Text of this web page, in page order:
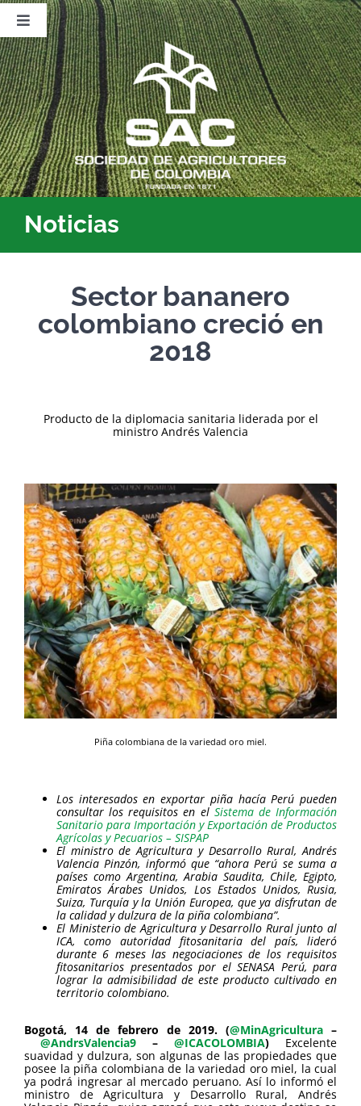
Saltar
contenido
Toggle
Navigation
Nosotros
Publicaciones
Sala de Prensa
Eventos
Noticias
Sector bananero
colombiano creció en
2018
Producto de la diplomacia sanitaria liderada por el
ministro Andrés Valencia
Piña colombiana de la variedad oro miel.
Los interesados en exportar piña hacía Perú pueden
consultar los requisitos en el Sistema de Información
Sanitario para Importación y Exportación de Productos
Agrícolas y Pecuarios – SISPAP
El ministro de Agricultura y Desarrollo Rural, Andrés
Valencia Pinzón, informó que “ahora Perú se suma a
países como Argentina, Arabia Saudita, Chile, Egipto,
Emiratos Árabes Unidos, Los Estados Unidos, Rusia,
Suiza, Turquía y la Unión Europea, que ya disfrutan de
la calidad y dulzura de la piña colombiana”.
El Ministerio de Agricultura y Desarrollo Rural junto al
ICA, como autoridad fitosanitaria del país, lideró
durante 6 meses las negociaciones de los requisitos
fitosanitarios presentados por el SENASA Perú, para
lograr la admisibilidad de este producto cultivado en
territorio colombiano.
Bogotá, 14 de febrero de 2019. (@MinAgricultura –
@AndrsValencia9 – @ICACOLOMBIA) Excelente
suavidad y dulzura, son algunas de las propiedades que
posee la piña colombiana de la variedad oro miel, la cual
ya podrá ingresar al mercado peruano. Así lo informó el
ministro de Agricultura y Desarrollo Rural, Andrés